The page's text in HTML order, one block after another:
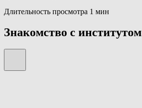
Длительность просмотра 1 мин
Знакомство с институтом